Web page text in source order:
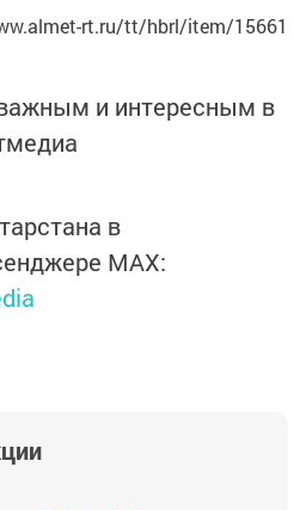
rt.ru/tt/hbrl/item/15661
и интересным в
в
MАХ: